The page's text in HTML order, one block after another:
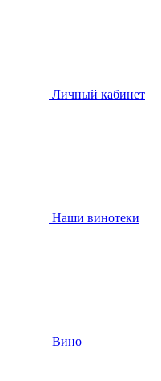
Личный кабинет
Наши винотеки
Вино